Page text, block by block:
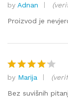
Ocjenjen
o4od 5
by Adnan
Proizvod je
Ocjenjen
o4 od 5
by Marija
Bez suvišnih